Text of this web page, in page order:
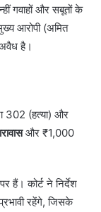
गवाहों और सबूतों के
आरोपी (अमित
है।
302 (हत्या) और
और ₹1,000
हैं। कोर्ट ने निर्देश
रहेंगे, जिसके